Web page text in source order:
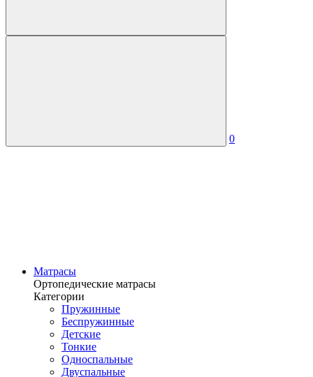
0
Матрасы
Ортопедические матрасы
Категории
Пружинные
Беспружинные
Детские
Тонкие
Односпальные
Двуспальные